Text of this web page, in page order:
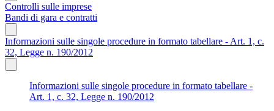
Controlli sulle imprese
Bandi di gara e contratti
Informazioni sulle singole procedure in formato tabellare - Art. 1, c.
32, Legge n. 190/2012
Informazioni sulle singole procedure in formato tabellare -
Art. 1, c. 32, Legge n. 190/2012